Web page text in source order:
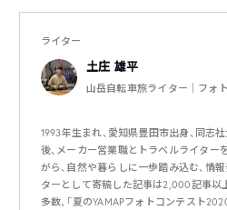
ライター
土庄 雄平
山岳自転車旅ライター｜フォ
1993年生まれ、愛知県豊田市出身、同志
後、メーカー営業職とトラベルライター
がら、自然や暮らしに一歩踏み込む、情
ターとして寄稿した記事は2,000記事以
多数、「夏のYAMAPフォトコンテスト